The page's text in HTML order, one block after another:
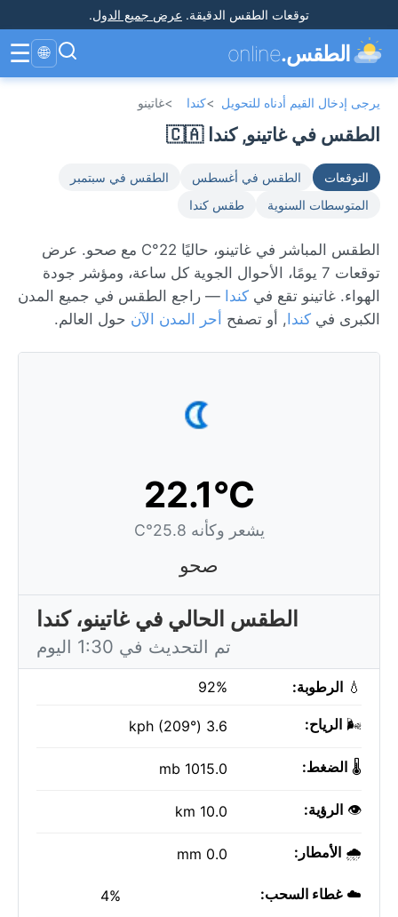
توقعات الطقس الدقيقة. عرض جميع الدول.
الطقس.online
🌐
☰
يرجى إدخال القيم أدناه للتحويل >كندا >غاتينو
الطقس في غاتينو, كندا 🇨🇦
التوقعات الطقس في أغسطس
الطقس في سبتمبر
المتوسطات السنوية
طقس كندا
الطقس المباشر في غاتينو، حاليًا 22°C مع صحو. عرض
توقعات 7 يومًا، الأحوال الجوية كل ساعة، ومؤشر جودة
الهواء. غاتينو تقع في كندا — راجع الطقس في جميع المدن
الكبرى في كندا , أو تصفح أحر المدن الآن حول العالم.
22.1°C
يشعر وكأنه 25.8°C
صحو
الطقس الحالي في غاتينو، كندا
تم التحديث في 1:30 اليوم
💧 الرطوبة: 92%
🌬️ الرياح: 3.6 kph (209°)
🌡️ الضغط: 1015.0 mb
👁️ الرؤية: 10.0 km
🌧️ الأمطار: 0.0 mm
☁️غطاء السحب: 4%